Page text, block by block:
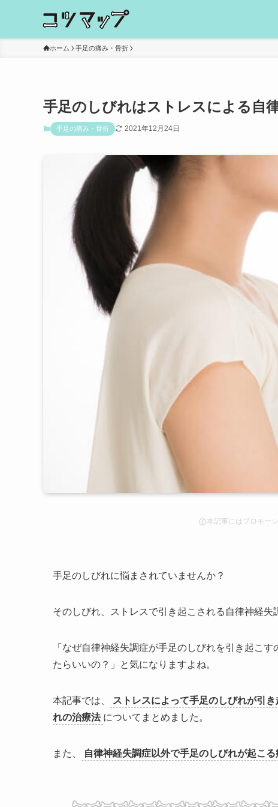
ホーム 手足の痛み・骨折
手足のしびれはストレスによる自
手足の痛み・骨折 2021年12月24日
本記事にはプロモー
手足のしびれに悩まされていませんか？
そのしびれ、ストレスで引き起こされる自律神経失
「なぜ自律神経失調症が手足のしびれを引き起こ
たらいいの？」と気になりますよね。
本記事では、
ストレスによって手足のしびれが引
れの治療法 についてまとめました。
また、 自律神経失調症以外で手足のしびれが起こる